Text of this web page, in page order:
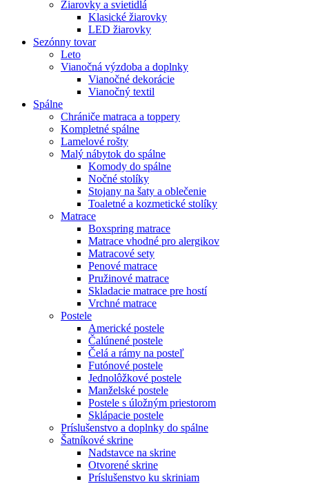
Žiarovky a svietidlá
Klasické žiarovky
LED žiarovky
Sezónny tovar
Leto
Vianočná výzdoba a doplnky
Vianočné dekorácie
Vianočný textil
Spálne
Chrániče matraca a toppery
Kompletné spálne
Lamelové rošty
Malý nábytok do spálne
Komody do spálne
Nočné stolíky
Stojany na šaty a oblečenie
Toaletné a kozmetické stolíky
Matrace
Boxspring matrace
Matrace vhodné pro alergikov
Matracové sety
Penové matrace
Pružinové matrace
Skladacie matrace pre hostí
Vrchné matrace
Postele
Americké postele
Čalúnené postele
Čelá a rámy na posteľ
Futónové postele
Jednolôžkové postele
Manželské postele
Postele s úložným priestorom
Sklápacie postele
Príslušenstvo a doplnky do spálne
Šatníkové skrine
Nadstavce na skrine
Otvorené skrine
Príslušenstvo ku skriniam